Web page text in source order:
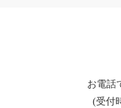
お電話
(受付